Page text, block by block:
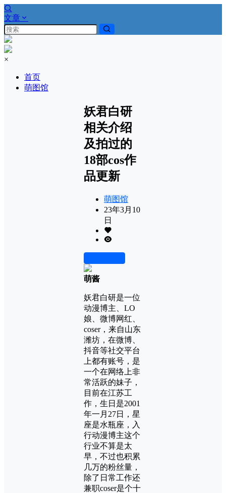
文章
×
首页
萌图馆
妖君白研
相关介绍
及拍过的
18部cos作
品更新
萌图馆
23年3月10
日
萌酱
妖君白研是一位
动漫博主、LO
娘、微博网红、
coser，来自山东
潍坊，在微博、
抖音等社交平台
上都有账号，是
一个在网络上非
常活跃的妹子，
目前在江苏工
作，生日是2001
年一月27日，星
座是水瓶座，入
行动漫博主这个
行业不算是太
早，不过也积累
几万的粉丝量，
除了日常工作还
兼职coser是个十